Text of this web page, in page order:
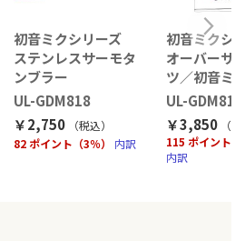
初音ミクシリーズ
ステンレスサーモタ
ンブラー
UL-GDM818
￥2,750
（税込）
82 ポイント（3％）
内訳
初音ミク
オーバーサ
ツ／初音ミ
UL-GDM819
￥3,850
（
115 ポイント
内訳